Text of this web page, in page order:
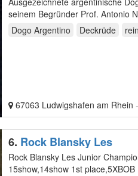
Dogo Argentino
Deckrüde
67063 Ludwigshafen am Rhein
6. Rock Blansky Les
Rock Blansky Les Junior Champion Poland , wkrotce Ch.Poland,open champion Slovakia
15show,14show 1st